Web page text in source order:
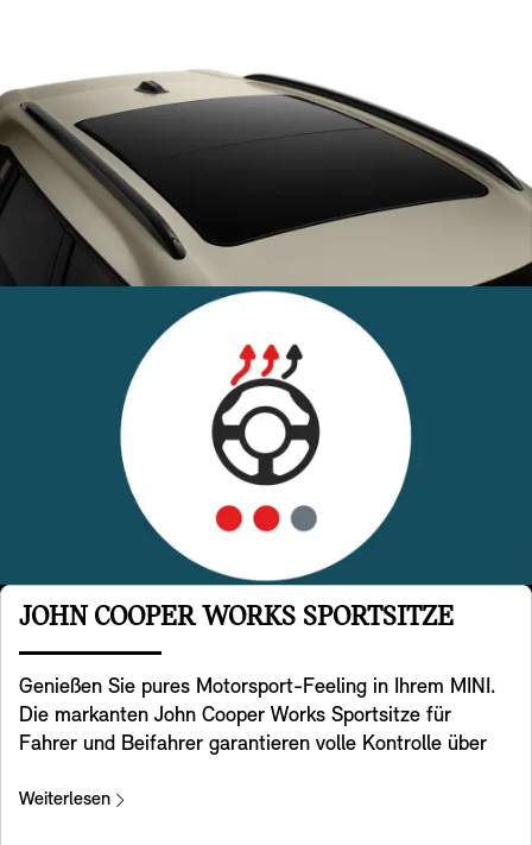
JOHN COOPER WORKS SPORTSITZE
Genießen Sie pures Motorsport-Feeling in Ihrem MINI.
Die markanten John Cooper Works Sportsitze für
Fahrer und Beifahrer garantieren volle Kontrolle über
Sitzgeometrie mit integrierten Kopfstützen und bieten
Weiterlesen